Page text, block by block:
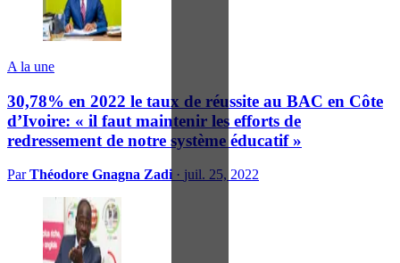
A la une
30,78% en 2022 le taux de réussite au BAC en Côte
d’Ivoire: « il faut maintenir les efforts de
redressement de notre système éducatif »
ParThéodore Gnagna Zadi · juil. 25, 2022